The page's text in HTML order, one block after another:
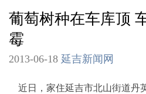
葡萄树种在车库顶
霉
2013-06-18 延吉新闻网
近日，家住延吉市北山街道丹